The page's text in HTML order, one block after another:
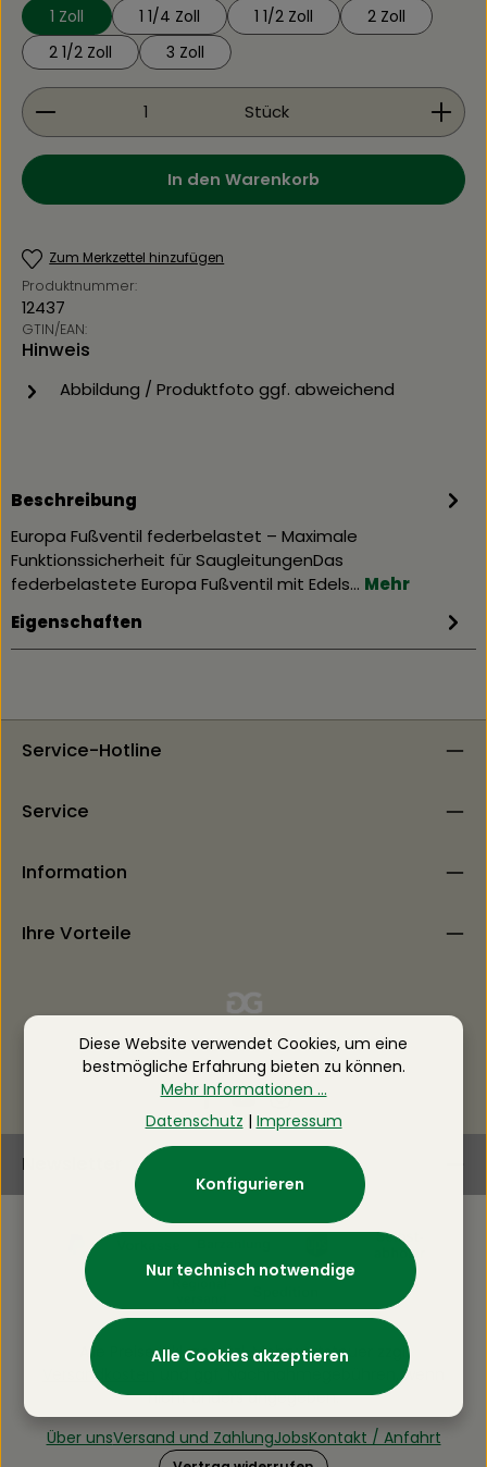
1 Zoll 1 1/4 Zoll 1 1/2 Zoll
2 Zoll
2 1/2 Zoll
3 Zoll
Produkt Anzahl: Gib den gewünschten Wert
Stück
In den Warenkorb
Zum Merkzettel hinzufügen
Produktnummer:
12437
GTIN/EAN:
Hinweis
Abbildung / Produktfoto ggf. abweichend
Beschreibung
Europa Fußventil federbelastet – Maximale
Funktionssicherheit für SaugleitungenDas
federbelastete Europa Fußventil mit Edels… Mehr
Eigenschaften
Service-Hotline
Service
Information
Ihre Vorteile
Newsletter
Alle Preise inkl. gesetzl. Mehrwertsteuer zzgl.
Versandkosten
und ggf. Nachnahmegebühren, wenn
nicht anders angegeben.
Über unsVersand und ZahlungJobsKontakt / Anfahrt
Diese Website verwendet Cookies, um eine
bestmögliche Erfahrung bieten zu können.
Mehr Informationen ...
Datenschutz | Impressum
Nur technisch notwendige
Konfigurieren
Alle Cookies akzeptieren